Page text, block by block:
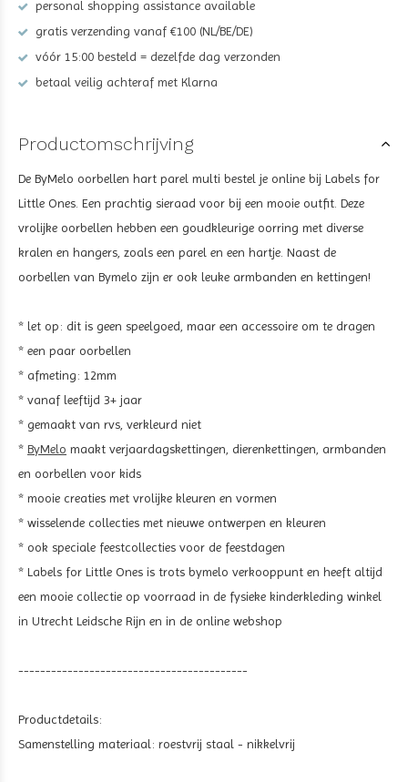
personal shopping assistance available
gratis verzending vanaf €100 (NL/BE/DE)
vóór 15:00 besteld = dezelfde dag verzonden
betaal veilig achteraf met Klarna
Productomschrijving
De ByMelo oorbellen hart parel multi bestel je online bij Labels for
Little Ones. Een prachtig sieraad voor bij een mooie outfit. Deze
vrolijke oorbellen hebben een goudkleurige oorring met diverse
kralen en hangers, zoals een parel en een hartje. Naast de
oorbellen van Bymelo zijn er ook leuke armbanden en kettingen!
* let op: dit is geen speelgoed, maar een accessoire om te dragen
* een paar oorbellen
* afmeting: 12mm
* vanaf leeftijd 3+ jaar
* gemaakt van rvs, verkleurd niet
* ByMelo maakt verjaardagskettingen, dierenkettingen, armbanden
en oorbellen voor kids
* mooie creaties met vrolijke kleuren en vormen
* wisselende collecties met nieuwe ontwerpen en kleuren
* ook speciale feestcollecties voor de feestdagen
* Labels for Little Ones is trots bymelo verkooppunt en heeft altijd
een mooie collectie op voorraad in de fysieke kinderkleding winkel
in Utrecht Leidsche Rijn en in de online webshop
------------------------------------------
Productdetails:
Samenstelling materiaal: roestvrij staal - nikkelvrij